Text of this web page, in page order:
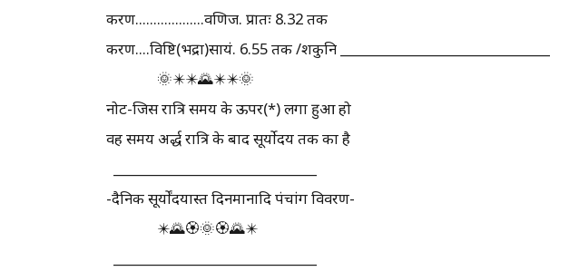
करण...................वणिज. प्रातः 8.32 तक
करण....विष्टि(भद्रा)सायं. 6.55 तक /शकुनि _________________________________
🌞✴️✴️🌄✴️✴️🌞
नोट-जिस रात्रि समय के ऊपर(*) लगा हुआ हो
वह समय अर्द्ध रात्रि के बाद सूर्योदय तक का है
-दैनिक सूर्योंदयास्त दिनमानादि पंचांग विवरण-
✴️🌄🏵️🌞🏵️🌄✴️